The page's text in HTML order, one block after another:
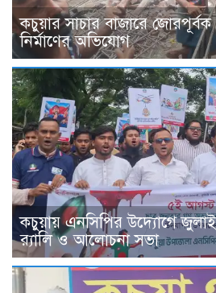
কচুয়ার সাচার বাজারে জোরপূর্বক
নির্মাণের অভিযোগ
কচুয়ায় এনসিপির উদ্যোগে
র‌্যালি ও আলোচনা সভা